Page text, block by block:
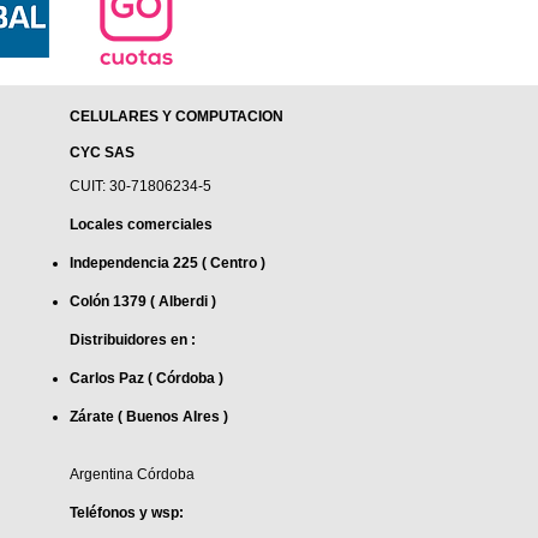
CELULARES Y COMPUTACION
CYC SAS
CUIT: 30-71806234-5
Locales comerciales
Independencia 225 ( Centro )
Colón 1379 ( Alberdi )
Distribuidores en :
Carlos Paz ( Córdoba )
Zárate ( Buenos AIres )
Argentina Córdoba
Teléfonos y wsp: